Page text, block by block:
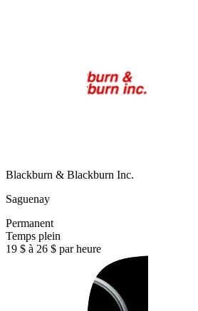
Blackburn & Blackburn Inc.
Saguenay
Permanent
Temps plein
19 $ à 26 $ par heure